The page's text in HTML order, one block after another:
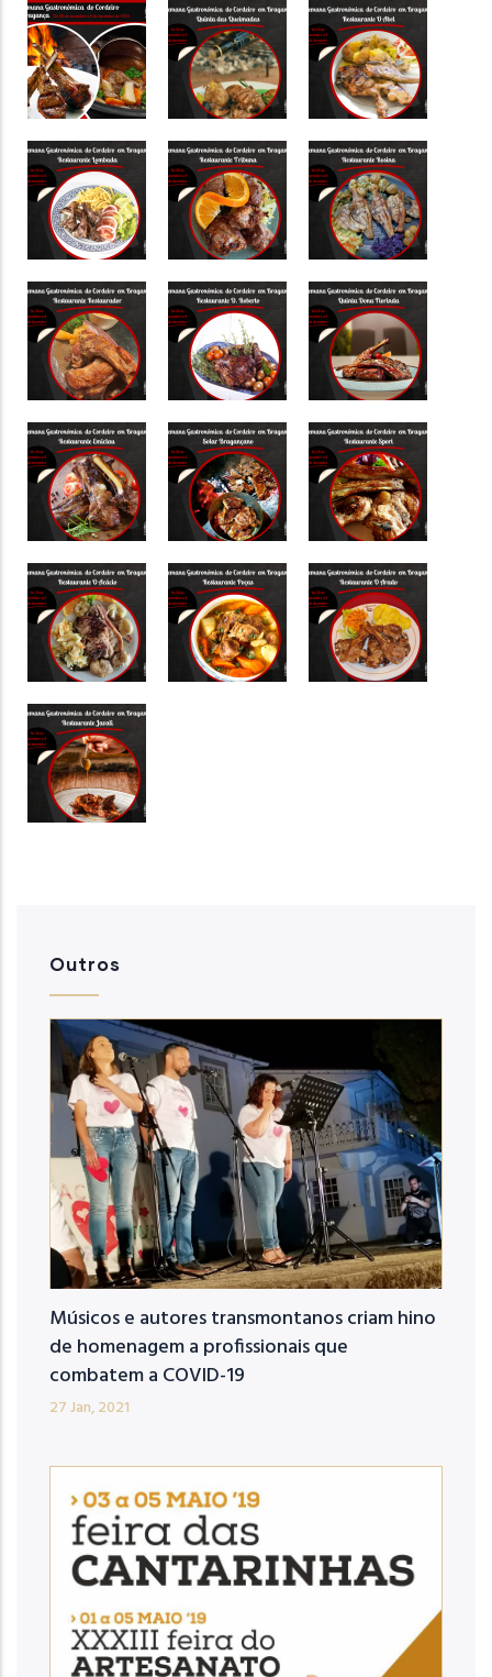
Outros
Músicos e autores transmontanos criam hino
de homenagem a profissionais que
combatem a COVID-19
27 Jan, 2021